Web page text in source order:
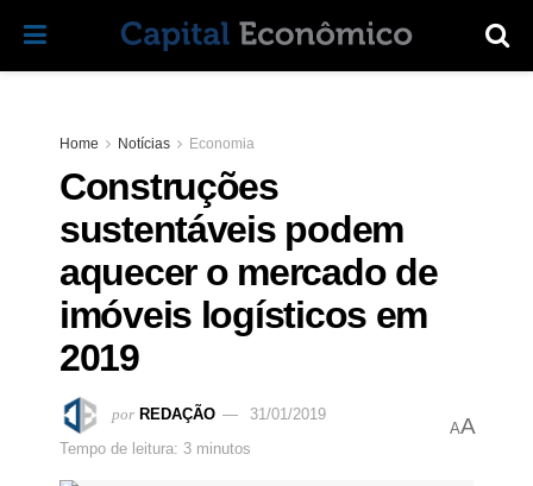
Home Notícias Economia
Construções
sustentáveis podem
aquecer o mercado de
imóveis logísticos em
2019
por REDAÇÃO
31/01/2019
Tempo de leitura: 3 minutos
AA